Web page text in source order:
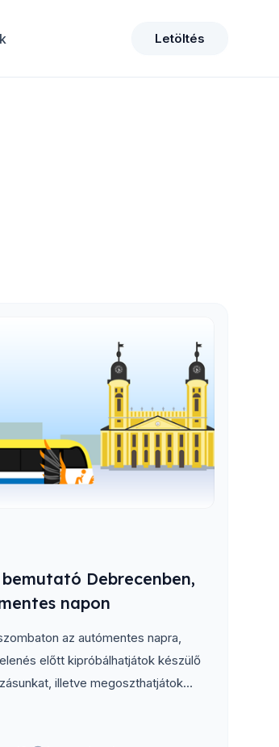
Letöltés
bemutató Debrecenben,
napon
az autómentes napra,
előtt kipróbálhatjátok készülő
illetve megoszthatjátok